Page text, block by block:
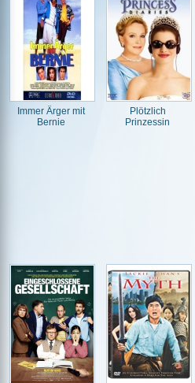
Immer Ärger mit
Bernie
Plötzlich
Prinzessin